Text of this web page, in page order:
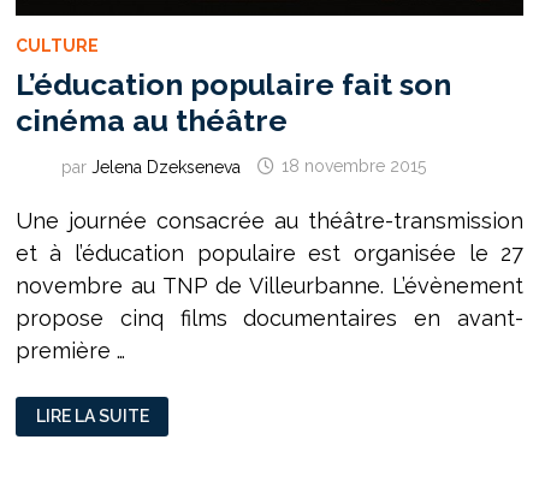
CULTURE
L’éducation populaire fait son
cinéma au théâtre
par Jelena Dzekseneva 18 novembre 2015
Une journée consacrée au théâtre-transmission
et à l’éducation populaire est organisée le 27
novembre au TNP de Villeurbanne. L’évènement
propose cinq films documentaires en avant-
première …
L’ÉDUCATION
POPULAIRE
FAIT
LIRE LA SUITE